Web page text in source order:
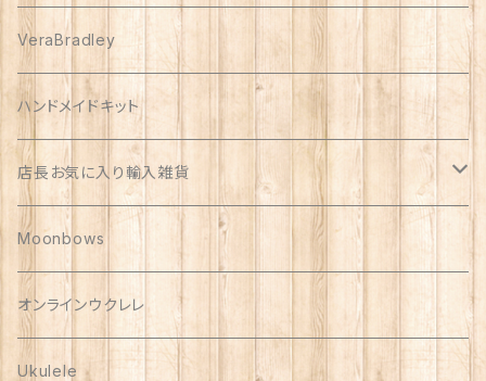
プアリリグッズ
しんのす家グッズ
ハンドメイド品
VeraBradley
ハンドメイドキット
店長お気に入り輸入雑貨
Polish Pottery
Vera Bradley
Moonbows
オンラインウクレレ
Ukulele